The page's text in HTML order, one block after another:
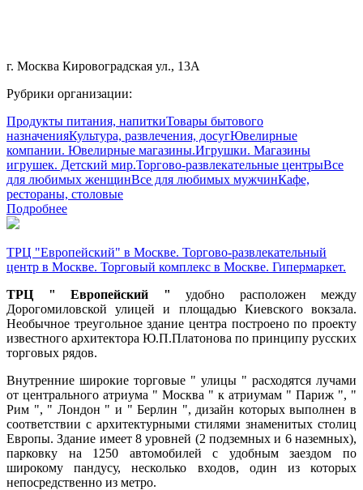
г. Москва Кировоградская ул., 13А
Рубрики организации:
Продукты питания, напиткиТовары бытового
назначенияКультура, развлечения, досугЮвелирные
компании. Ювелирные магазины.Игрушки. Магазины
игрушек. Детский мир.Торгово-развлекательные центрыВсе
для любимых женщинВсе для любимых мужчинКафе,
рестораны, столовые
Подробнее
ТРЦ "Европейский" в Москве. Торгово-развлекательный
центр в Москве. Торговый комплекс в Москве. Гипермаркет.
ТРЦ " Европейский " удобно расположен между
Дорогомиловской улицей и площадью Киевского вокзала.
Необычное треугольное здание центра построено по проекту
известного архитектора Ю.П.Платонова по принципу русских
торговых рядов.
Внутренние широкие торговые " улицы " расходятся лучами
от центрального атриума " Москва " к атриумам " Париж ", "
Рим ", " Лондон " и " Берлин ", дизайн которых выполнен в
соответствии с архитектурными стилями знаменитых столиц
Европы. Здание имеет 8 уровней (2 подземных и 6 наземных),
парковку на 1250 автомобилей с удобным заездом по
широкому пандусу, несколько входов, один из которых
непосредственно из метро.